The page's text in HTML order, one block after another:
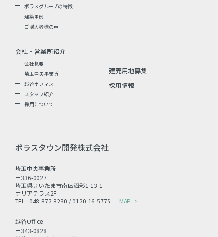
ポラスグループの特徴
建築事例
ご購入者様の声
会社・営業所紹介
会社概要
埼玉中央事業所
越谷オフィス
スタッフ紹介
採用について
建売用地募集
採用情報
ポラスタウン開発株式会社
埼玉中央事業所
〒336-0027
埼玉県さいたま市南区沼影1-13-1
ナリアテラス2F
TEL : 048-872-8230 / 0120-16-5775
MAP
越谷Office
〒343-0828